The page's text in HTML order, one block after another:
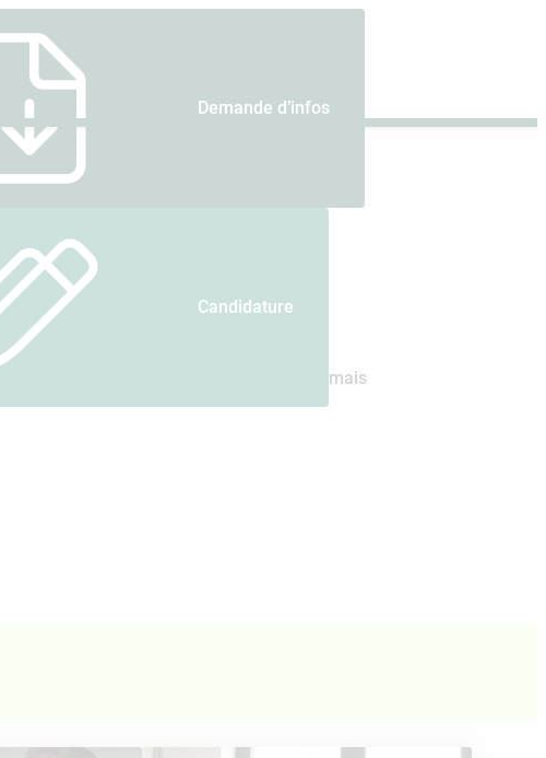
Demande d’infos
Candidature
Humaines
législatives, internationalisation,
spécialités, multipliant les cursus mais